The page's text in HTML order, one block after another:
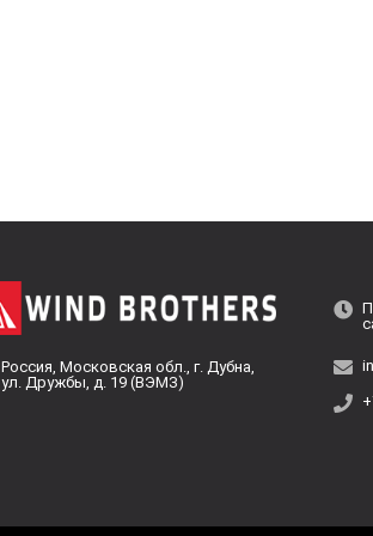
Россия, Московская обл., г. Дубна,
ул. Дружбы, д. 19 (ВЭМЗ)